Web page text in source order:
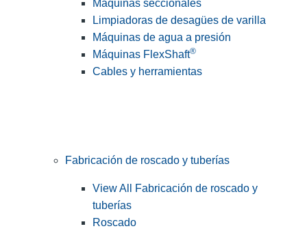
Máquinas seccionales
Limpiadoras de desagües de varilla
Máquinas de agua a presión
Máquinas FlexShaft®
Cables y herramientas
Fabricación de roscado y tuberías
View All Fabricación de roscado y
tuberías
Roscado